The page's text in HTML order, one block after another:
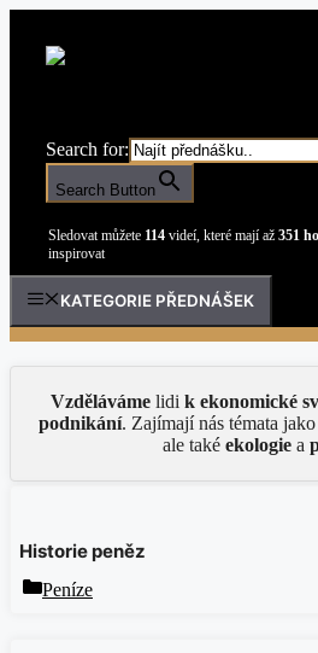
obsah
Search for:
Search Button
Sledovat můžete 114 videí, které mají až 351
inspirovat
KATEGORIE PŘEDNÁŠEK
Vzděláváme lidi k ekonomické
podnikání. Zajímají nás témata jako
ale také ekologie a
Historie peněz
Rubriky
Peníze